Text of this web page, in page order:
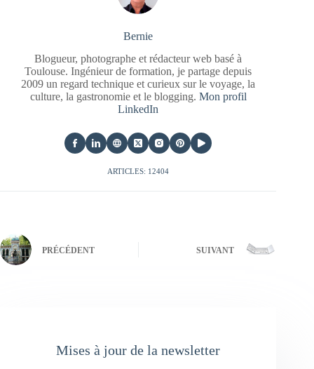
Bernie
Blogueur, photographe et rédacteur web basé à
Toulouse. Ingénieur de formation, je partage depuis
2009 un regard technique et curieux sur le voyage, la
culture, la gastronomie et le blogging. Mon profil
LinkedIn
ARTICLES: 12404
PRÉCÉDENT SUIVANT
Mises à jour de la newsletter